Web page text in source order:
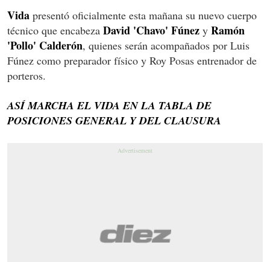
Vida presentó oficialmente esta mañana su nuevo cuerpo
técnico que encabeza David 'Chavo' Fúnez y Ramón
'Pollo' Calderón, quienes serán acompañados por Luis
Fúnez como preparador físico y Roy Posas entrenador de
porteros.
ASÍ MARCHA EL VIDA EN LA TABLA DE
POSICIONES GENERAL Y DEL CLAUSURA